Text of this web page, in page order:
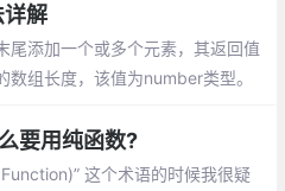
解
尾添加一个或多个元素，其返回值
组长度，该值为number类型。
要用纯函数?
这个术语的时候我很疑